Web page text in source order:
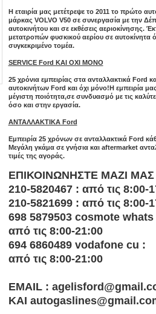
H εταιρία μας μετέτρεψε το 2011 το πρώτο
μάρκας VOLVO V50 σε συνεργασία με την
αυτοκινήτου και σε εκθέσεις αεριοκίνησης.
μετατροπών φυσκικού αερίου σε
συγκεκριμένο τομέα.
SERVICE Ford ΚΑΙ ΟΧΙ ΜΟΝΟ
25 χρόνια εμπειρίας στα ανταλλακτικά Ford
αυτοκινήτων Ford και όχι μόνο!Η εμπειρία
μέγιστη ποιότητα,σε συνδυασμό με τις
όσο και στην εργασία.
ΑΝΤΑΛΛΑΚΤΙΚΑ Ford
Εμπειρία 25 χρόνων σε ανταλλακτικά Ford
Μεγάλη γκάμα σε γνήσια και aftermarket
τιμές της αγοράς.
ΕΠΙΚΟΙΝΩΝΗΣΤΕ ΜΑΖΙ
210-5820467 : από τις 8:00-
210-5821699 : από τις 8:00-
698 5879503 cosmote
από τις 8:00-21:00
694 6860489 vodafone cu :
από τις 8:00-21:00
EMAIL :
ΚΑΙ